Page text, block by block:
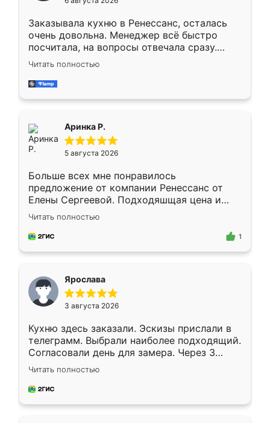
мебели буду заказывать только здесь.
Заказывала кухню в Ренессанс, осталась
очень довольна. Менеджер всё быстро
посчитала, на вопросы отвечала сразу.
Замерщик приехал в субботу, подошёл к
делу со всей ответственностью. Собрали
за день, ребята работали аккуратно, даже
Читать полностью
Аринка Р.
5 августа 2026
Больше всех мне понравилось
предложение от компании Ренессанс от
Елены Сергеевой. Подходяшщая цена и
короткие сроки изготовления. Приехавший
для замера сотрудник Владислав
предложил по моему эскизу самый
Читать полностью
1
Ярослава
3 августа 2026
Кухню здесь заказали. Эскизы прислали в
телеграмм. Выбрали наиболее подходящий.
Согласовали день для замера. Через 3
недели кухня была уже готова. Остались
довольны работой. Спасибо Ренессанс
мебель за качественную работу!
Читать полностью